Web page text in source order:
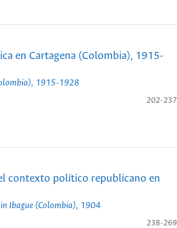
en Cartagena (Colombia), 1915-
1915-1928
202-237
contexto político republicano en
Ibague (Colombia), 1904
238-269